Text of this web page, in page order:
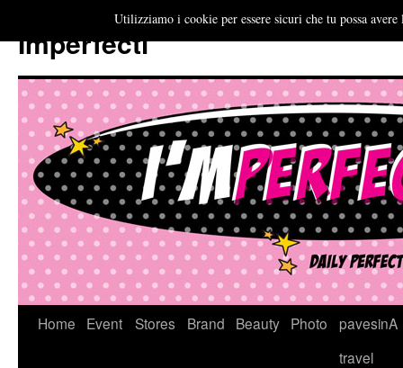
Imperfecti
VaiHome Event Stores Brand Beauty Photo
pavesinA
travel
Utilizziamo i cookie per essere sicuri che tu possa